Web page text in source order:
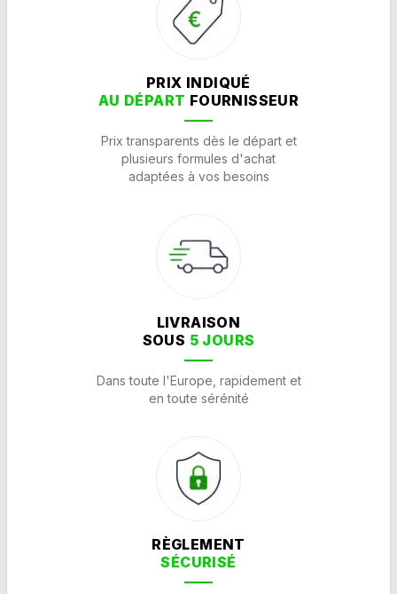
PRIX INDIQUÉ
AU DÉPART FOURNISSEUR
Prix transparents dès le départ et
plusieurs formules d'achat
adaptées à vos besoins
LIVRAISON
SOUS 5 JOURS
Dans toute l'Europe, rapidement et
en toute sérénité
RÈGLEMENT
SÉCURISÉ